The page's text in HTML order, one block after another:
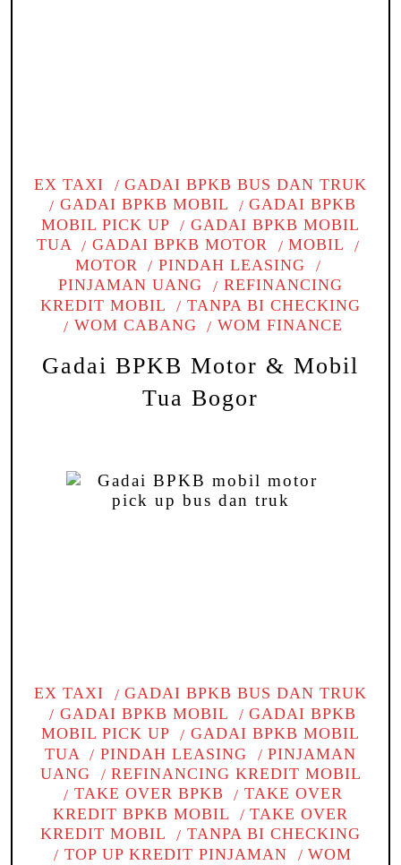
EX TAXI
GADAI BPKB BUS DAN TRUK
GADAI BPKB MOBIL
GADAI BPKB
MOBIL PICK UP
GADAI BPKB MOBIL
TUA
GADAI BPKB MOTOR
MOBIL
MOTOR
PINDAH LEASING
PINJAMAN UANG
REFINANCING
KREDIT MOBIL
TANPA BI CHECKING
WOM CABANG
WOM FINANCE
Gadai BPKB Motor & Mobil
Tua Bogor
EX TAXI
GADAI BPKB BUS DAN TRUK
GADAI BPKB MOBIL
GADAI BPKB
MOBIL PICK UP
GADAI BPKB MOBIL
TUA
PINDAH LEASING
PINJAMAN
UANG
REFINANCING KREDIT MOBIL
TAKE OVER BPKB
TAKE OVER
KREDIT BPKB MOBIL
TAKE OVER
KREDIT MOBIL
TANPA BI CHECKING
TOP UP KREDIT PINJAMAN
WOM